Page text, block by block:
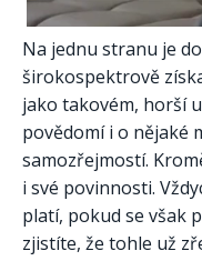
Na jednu stranu je
širokospektrově
jako takovém, horší
povědomí i o nějaké
samozřejmostí.
i své povinnosti.
platí, pokud se však
zjistíte, že tohle už